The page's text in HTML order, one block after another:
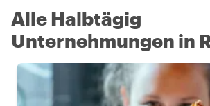
Alle Halbtägig
Unternehmungen in